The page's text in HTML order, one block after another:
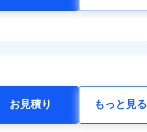
お見積り もっと見る